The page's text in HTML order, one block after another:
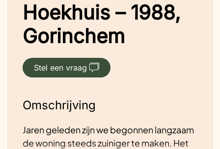
Hoekhuis – 1988,
Gorinchem
Stel een vraag
Omschrijving
Jaren geleden zijn we begonnen langzaam
de woning steeds zuiniger te maken. Het